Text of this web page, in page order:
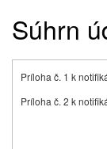
Súhrn
Príloha č. 1 k
Príloha č. 2 k